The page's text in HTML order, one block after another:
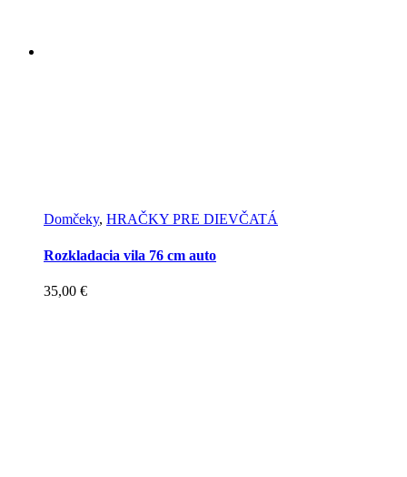
Domčeky, HRAČKY PRE DIEVČATÁ
Rozkladacia vila 76 cm auto
35,00 €